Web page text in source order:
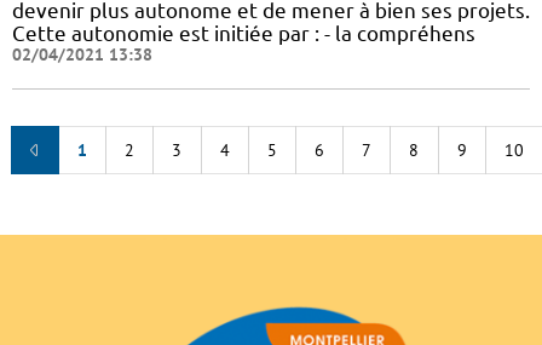
devenir plus autonome et de mener à bien ses projets.
Cette autonomie est initiée par : - la compréhens
02/04/2021 13:38
1 2 3 4 5 6 7 8 9 10